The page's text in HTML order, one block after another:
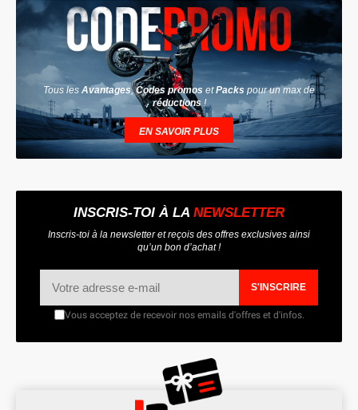
Tous les Avantages,Codes promos etPacks pour un max de
réductions !
EN SAVOIR PLUS
INSCRIS-TOI À LA NEWSLETTER
Inscris-toi à la newsletter et reçois des offres exclusives ainsi
qu’un bon d’achat !
S'INSCRIRE
Vous acceptez de recevoir nos emails d'offres et d'infos.